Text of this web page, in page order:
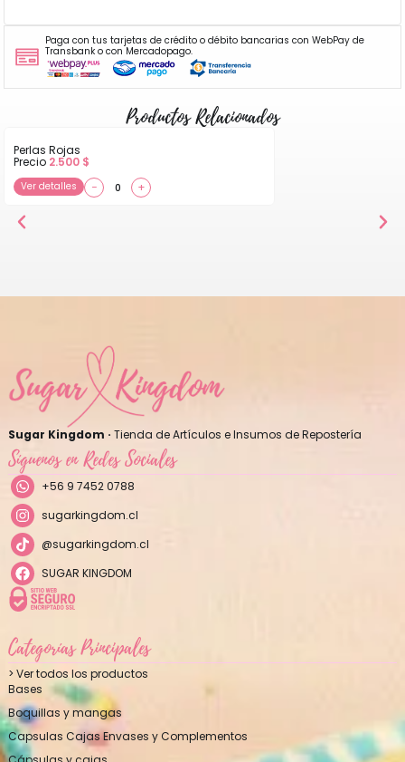
Paga con tus tarjetas de crédito o débito bancarias con WebPay de
Transbank o con Mercadopago.
Productos Relacionados
Perlas Rojas
Precio 2.500 $
Ver detalles − +
Sugar Kingdom · Tienda de Artículos e Insumos de Repostería
Síguenos en Redes Sociales
+56 9 7452 0788
sugarkingdom.cl
@sugarkingdom.cl
SUGAR KINGDOM
Categorías Principales
> Ver todos los productos
Bases
Boquillas y mangas
Capsulas Cajas Envases y Complementos